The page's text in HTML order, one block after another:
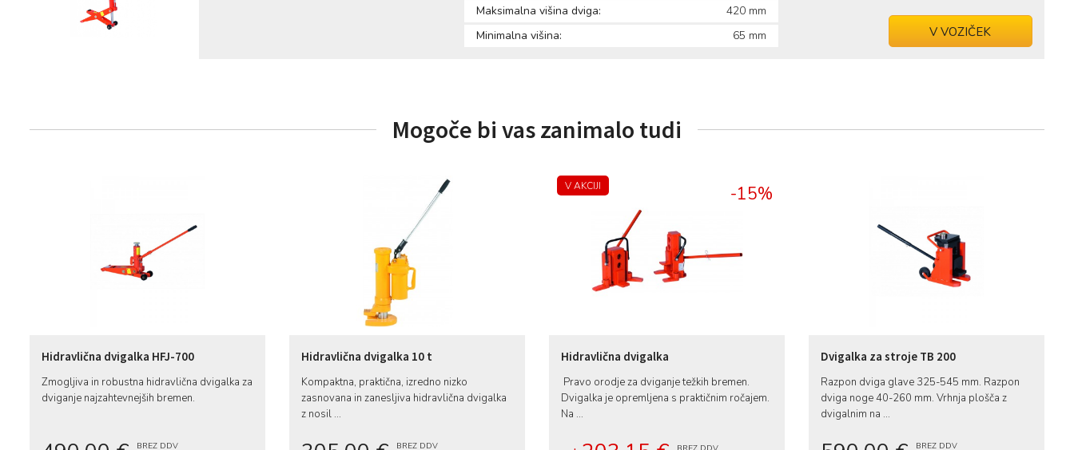
Maksimalna višina dviga:
420 mm
Minimalna višina:
65 mm V VOZIČEK
Mogoče bi vas zanimalo tudi
Hidravlična dvigalka HFJ-700
Zmogljiva in robustna hidravlična dvigalka za
dviganje najzahtevnejših bremen.
BREZ DDV
Hidravlična dvigalka 10 t
Kompaktna, praktična, izredno nizko
zasnovana in zanesljiva hidravlična dvigalka
z nosil ...
BREZ DDV
V AKCIJI -15%
Hidravlična dvigalka
Pravo orodje za dviganje težkih bremen.
Dvigalka je opremljena s praktičnim ročajem.
Na ...
Dvigalka za stroje TB 200
Razpon dviga glave 325-545 mm. Razpon
dviga noge 40-260 mm. Vrhnja plošča z
dvigalnim na ...
BREZ DDV